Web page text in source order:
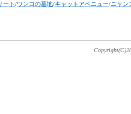
ート/ワンコの墓地/キャットアベニュー/ニャン